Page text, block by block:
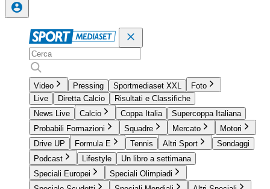
Video Pressing Sportmediaset XXL
Foto
Live
Diretta Calcio
Risultati e Classifiche
News Live
Calcio Coppa Italia
Supercoppa Italiana
Probabili Formazioni
Squadre Mercato
Motori
Drive UP
Formula E Tennis Altri Sport
Sondaggi
Podcast
Lifestyle
Un libro a settimana
Speciali Europei
Speciali Olimpiadi